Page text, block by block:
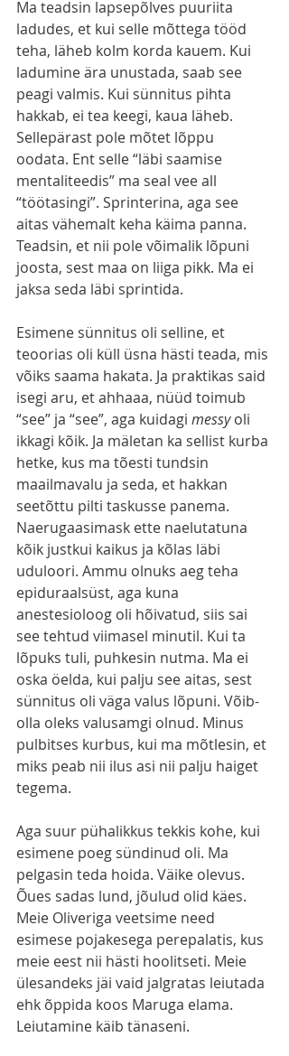
Ma teadsin lapsepõlves puuriita
ladudes, et kui selle mõttega tööd
teha, läheb kolm korda kauem. Kui
ladumine ära unustada, saab see
peagi valmis. Kui sünnitus pihta
hakkab, ei tea keegi, kaua läheb.
Sellepärast pole mõtet lõppu
oodata. Ent selle “läbi saamise
mentaliteedis” ma seal vee all
“töötasingi”. Sprinterina, aga see
aitas vähemalt keha käima panna.
Teadsin, et nii pole võimalik lõpuni
joosta, sest maa on liiga pikk. Ma ei
jaksa seda läbi sprintida.
Esimene sünnitus oli selline, et
teoorias oli küll üsna hästi teada, mis
võiks saama hakata. Ja praktikas said
isegi aru, et ahhaaa, nüüd toimub
“see” ja “see”, aga kuidagi messy oli
ikkagi kõik. Ja mäletan ka sellist kurba
hetke, kus ma tõesti tundsin
maailmavalu ja seda, et hakkan
seetõttu pilti taskusse panema.
Naerugaasimask ette naelutatuna
kõik justkui kaikus ja kõlas läbi
uduloori. Ammu olnuks aeg teha
epiduraalsüst, aga kuna
anestesioloog oli hõivatud, siis sai
see tehtud viimasel minutil. Kui ta
lõpuks tuli, puhkesin nutma. Ma ei
oska öelda, kui palju see aitas, sest
sünnitus oli väga valus lõpuni. Võib-
olla oleks valusamgi olnud. Minus
pulbitses kurbus, kui ma mõtlesin, et
miks peab nii ilus asi nii palju haiget
tegema.
Aga suur pühalikkus tekkis kohe, kui
esimene poeg sündinud oli. Ma
pelgasin teda hoida. Väike olevus.
Õues sadas lund, jõulud olid käes.
Meie Oliveriga veetsime need
esimese pojakesega perepalatis, kus
meie eest nii hästi hoolitseti. Meie
ülesandeks jäi vaid jalgratas leiutada
ehk õppida koos Maruga elama.
Leiutamine käib tänaseni.